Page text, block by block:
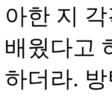
아한 지
배웠다고
하더라.